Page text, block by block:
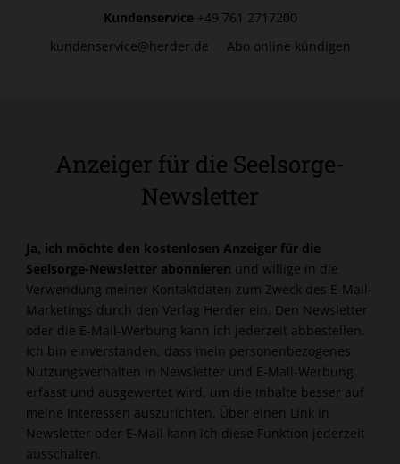
Kundenservice +49 761 2717200
kundenservice@herder.de
Abo online kündigen
Anzeiger für die Seelsorge-
Newsletter
Ja, ich möchte den kostenlosen Anzeiger für die
Seelsorge-Newsletter abonnieren und willige in die
Verwendung meiner Kontaktdaten zum Zweck des E-Mail-
Marketings durch den Verlag Herder ein. Den Newsletter
oder die E-Mail-Werbung kann ich jederzeit abbestellen.
Ich bin einverstanden, dass mein personenbezogenes
Nutzungsverhalten in Newsletter und E-Mail-Werbung
erfasst und ausgewertet wird, um die Inhalte besser auf
meine Interessen auszurichten. Über einen Link in
Newsletter oder E-Mail kann ich diese Funktion jederzeit
ausschalten.